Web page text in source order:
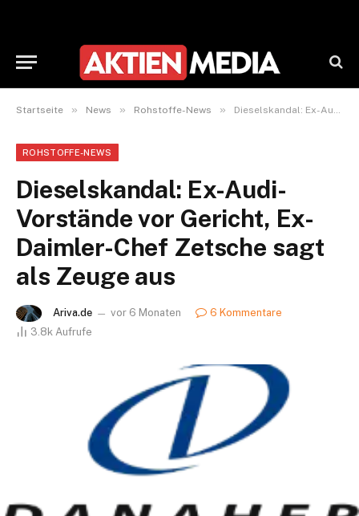
Startseite » News » Rohstoffe-News » Dieselskandal: Ex-Audi-Vorstände vor Gericht, Ex-Daimler-Chef Zetsche sagt als Zeuge aus
ROHSTOFFE-NEWS
Dieselskandal: Ex-Audi-
Vorstände vor Gericht, Ex-
Daimler-Chef Zetsche sagt
als Zeuge aus
Ariva.de vor 6 Monaten
6 Kommentare
3.8k Aufrufe